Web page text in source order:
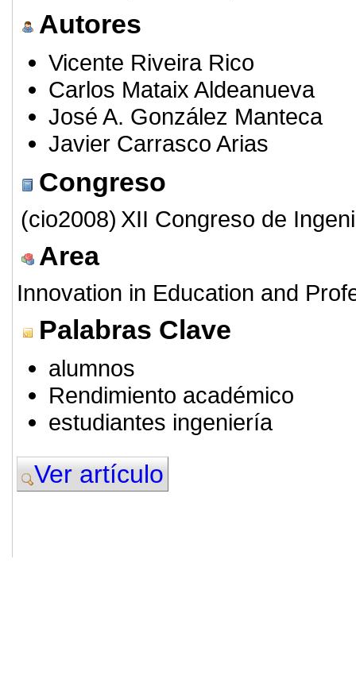
Autores
Vicente Riveira Rico
Carlos Mataix Aldeanueva
José A. González Manteca
Javier Carrasco Arias
Congreso
(cio2008) XII Congreso de
Area
Innovation in Education and
Palabras Clave
alumnos
Rendimiento académico
estudiantes ingeniería
Ver artículo